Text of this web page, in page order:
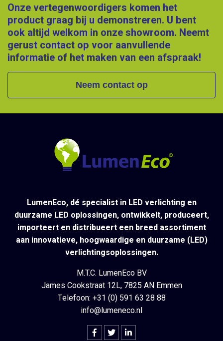
Onze vertegenwoordigers komen het
product graag bij u demonstreren. U bent
ook altijd welkom in onze showroom. Neemt
gerust contact op voor aanvullende
informatie of het maken van een afspraak!
Neem contact op
LumenEco, dé specialist in LED verlichting en
duurzame LED oplossingen, ontwikkelt, produceert,
importeert en distribueert een breed assortiment
aan innovatieve, hoogwaardige en duurzame (LED)
verlichtingsoplossingen.
M.T.C. LumenEco BV
James Cookstraat 12L, 7825 AN Emmen
Telefoon: +31 (0) 591 63 28 88
info@lumeneco.nl